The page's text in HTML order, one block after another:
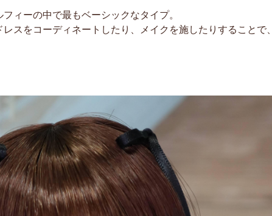
ィーの中で最もベーシックなタイプ。
スをコーディネートしたり、メイクを施したりすることで、